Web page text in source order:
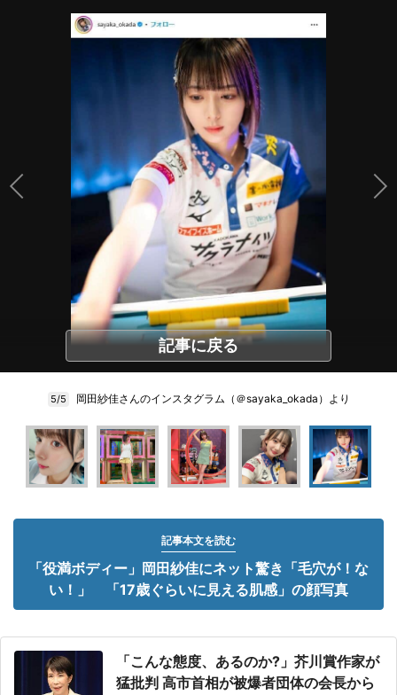
記事に戻る
5/5 岡田紗佳さんのインスタグラム（＠sayaka_okada）より
記事本文を読む
「役満ボディー」岡田紗佳にネット驚き「毛穴が！な
い！」 「17歳ぐらいに見える肌感」の顔写真
「こんな態度、あるのか?」芥川賞作家が
猛批判 高市首相が被爆者団体の会長から